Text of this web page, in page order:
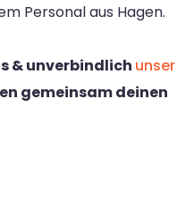
Personal aus Hagen.
& unverbindlich unser
gemeinsam deinen